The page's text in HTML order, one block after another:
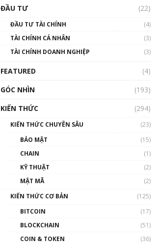
uptrend trong năm 2023? |
Phổ cập Blockchain
00:02:14
Nhìn lại năm 2022: Những
nhân vật ảnh hưởng nhất
hệ sinh thái tiền mã hoá |
Blockchain
Nhân sự tương lại ngành
Blockchain Việt Nam | Phổ
cập Blockchain
ĐẦU TƯ (22)
ĐẦU TƯ TÀI CHÍNH
(4)
TÀI CHÍNH CÁ NHÂN
(3)
TÀI CHÍNH DOANH NGHIỆP
(3)
FEATURED
(4)
GÓC NHÌN
(193)
KIẾN THỨC
(294)
KIẾN THỨC CHUYÊN SÂU
(23)
BẢO MẬT
(15)
CHAIN
(1)
KỸ THUẬT
(2)
MẬT MÃ
(2)
KIẾN THỨC CƠ BẢN
(125)
BITCOIN
(17)
BLOCKCHAIN
(51)
COIN & TOKEN
(36)